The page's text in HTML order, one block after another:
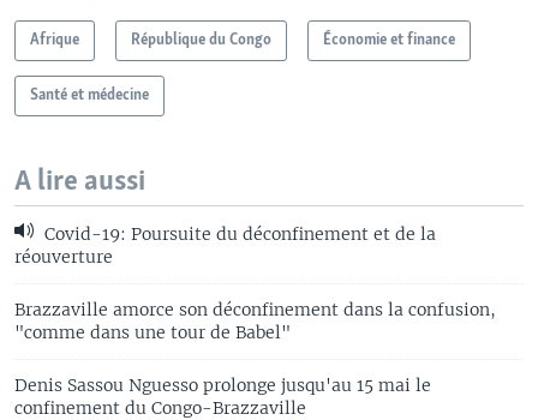
Afrique République du Congo Économie et finance
Santé et médecine
A lire aussi
Covid-19: Poursuite du déconfinement et de la
réouverture
Brazzaville amorce son déconfinement dans la confusion,
"comme dans une tour de Babel"
Denis Sassou Nguesso prolonge jusqu'au 15 mai le
confinement du Congo-Brazzaville